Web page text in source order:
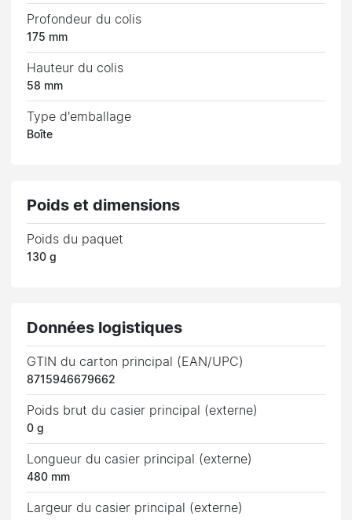
Profondeur du colis
175 mm
Hauteur du colis
58 mm
Type d'emballage
Boîte
Poids et dimensions
Poids du paquet
130 g
Données logistiques
GTIN du carton principal (EAN/UPC)
8715946679662
Poids brut du casier principal (externe)
0 g
Longueur du casier principal (externe)
480 mm
Largeur du casier principal (externe)